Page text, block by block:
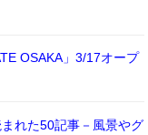
OSAKA」3/17オープ
れた50記事－風景やグ